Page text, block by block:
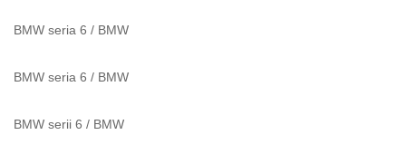
BMW seria 6 / BMW
BMW seria 6 / BMW
BMW serii 6 / BMW